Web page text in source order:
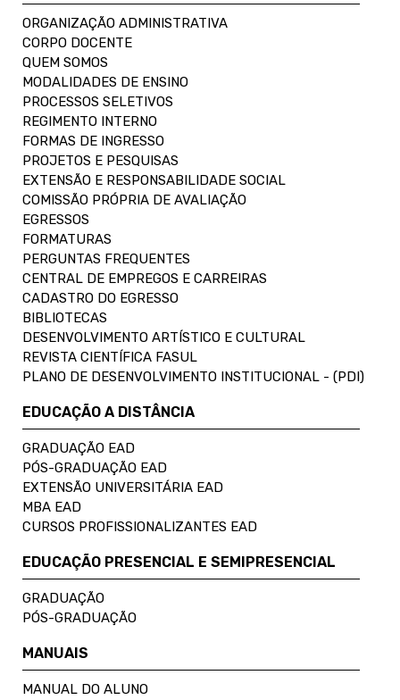
ORGANIZAÇÃO ADMINISTRATIVA
CORPO DOCENTE
QUEM SOMOS
MODALIDADES DE ENSINO
PROCESSOS SELETIVOS
REGIMENTO INTERNO
FORMAS DE INGRESSO
PROJETOS E PESQUISAS
EXTENSÃO E RESPONSABILIDADE SOCIAL
COMISSÃO PRÓPRIA DE AVALIAÇÃO
EGRESSOS
FORMATURAS
PERGUNTAS FREQUENTES
CENTRAL DE EMPREGOS E CARREIRAS
CADASTRO DO EGRESSO
BIBLIOTECAS
DESENVOLVIMENTO ARTÍSTICO E CULTURAL
REVISTA CIENTÍFICA FASUL
PLANO DE DESENVOLVIMENTO INSTITUCIONAL - (PDI)
EDUCAÇÃO A DISTÂNCIA
GRADUAÇÃO EAD
PÓS-GRADUAÇÃO EAD
EXTENSÃO UNIVERSITÁRIA EAD
MBA EAD
CURSOS PROFISSIONALIZANTES EAD
EDUCAÇÃO PRESENCIAL E SEMIPRESENCIAL
GRADUAÇÃO
PÓS-GRADUAÇÃO
MANUAIS
MANUAL DO ALUNO